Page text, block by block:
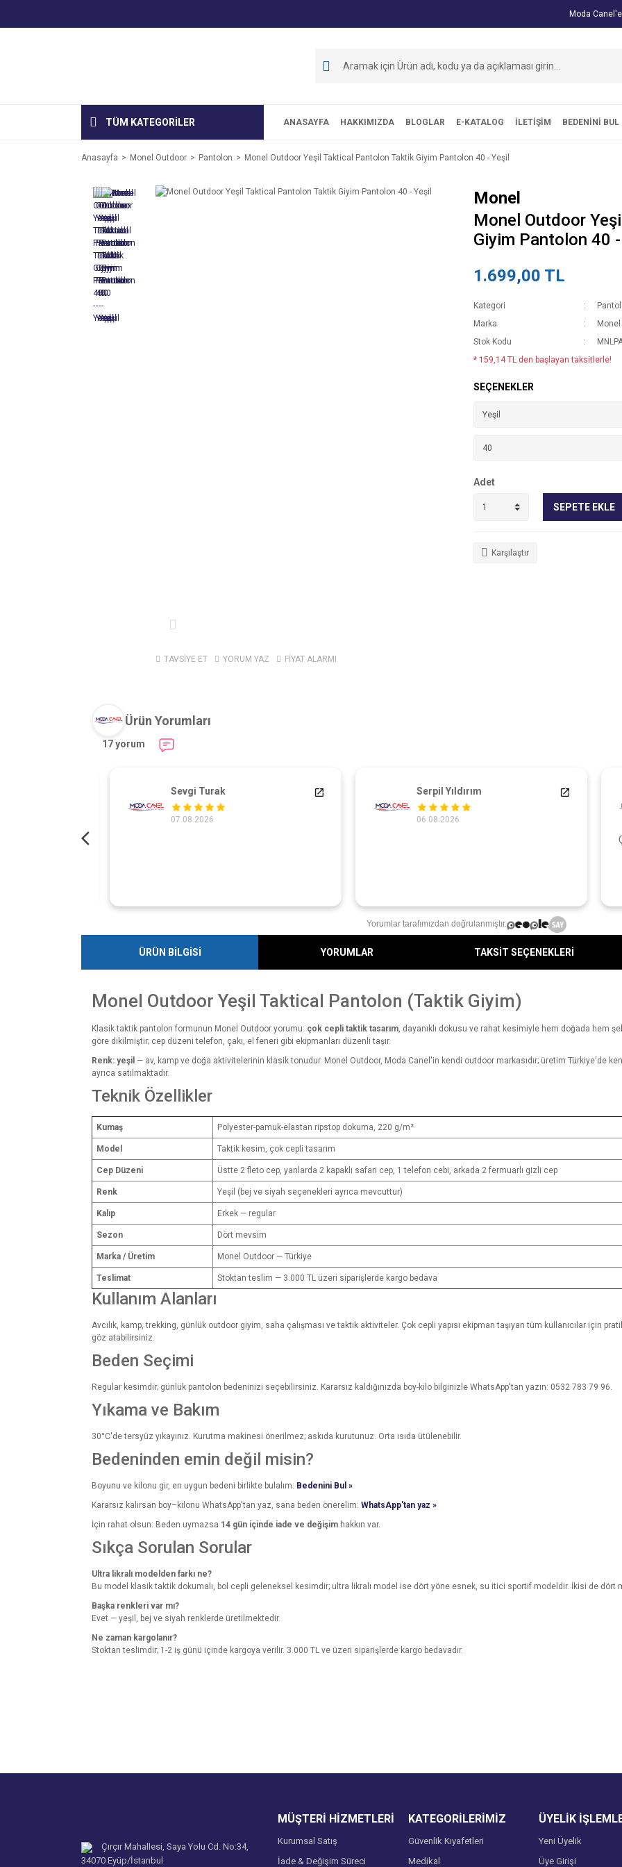
Moda
TÜM KATEGORİLER ANASAYFA HAKKIMIZDA BLOGLAR E-KATALOG İLETİŞİM BEDENİNİ BUL
Anasayfa Monel Outdoor Pantolon Monel Outdoor Yeşil Taktical Pantolon Taktik Giyim Pantolon 40 - Yeşil
TAVSİYE ET YORUM YAZ FİYAT ALARMI
Monel
Monel Outdoor
Giyim Pantolon 40 -
1.699,00 TL
Kategori
Marka
Monel
Stok Kodu
* 159,14 TL den başlayan taksitlerle!
SEÇENEKLER
Adet
SEPETE EKLE
Karşılaştır
Ürün Yorumları
17 yorum
Sevgi Turak
07.08.2026
Serpil Yıldırım
06.08.2026
Yorumlar tarafımızdan doğrulanmıştır.
ÜRÜN BİLGİSİ YORUMLAR TAKSİT SEÇENEKLERİ
Monel Outdoor Yeşil Taktical Pantolon (Taktik Giyim)
Klasik taktik pantolon formunun Monel Outdoor yorumu: çok cepli taktik tasarım, dayanıklı dokusu ve rahat kesimiyle hem doğada hem
göre dikilmiştir; cep düzeni telefon, çakı, el feneri gibi ekipmanları düzenli taşır.
Renk: yeşil — av, kamp ve doğa aktivitelerinin klasik tonudur. Monel Outdoor, Moda Canel'in kendi outdoor markasıdır; üretim Türkiye'de
ayrıca satılmaktadır.
Teknik Özellikler
Kumaş Polyester-pamuk-elastan ripstop dokuma, 220 g/m²
Model Taktik kesim, çok cepli tasarım
Cep Düzeni Üstte 2 fleto cep, yanlarda 2 kapaklı safari cep, 1 telefon cebi, arkada 2 fermuarlı gizli cep
Renk Yeşil (bej ve siyah seçenekleri ayrıca mevcuttur)
Kalıp Erkek — regular
Sezon Dört mevsim
Marka / Üretim Monel Outdoor — Türkiye
Teslimat Stoktan teslim — 3.000 TL üzeri siparişlerde kargo bedava
Kullanım Alanları
Avcılık, kamp, trekking, günlük outdoor giyim, saha çalışması ve taktik aktiviteler. Çok cepli yapısı ekipman taşıyan tüm kullanıcılar için
göz atabilirsiniz.
Beden Seçimi
Regular kesimdir; günlük pantolon bedeninizi seçebilirsiniz. Kararsız kaldığınızda boy-kilo bilginizle WhatsApp'tan yazın: 0532 783 79 96.
Yıkama ve Bakım
30°C'de tersyüz yıkayınız. Kurutma makinesi önerilmez; askıda kurutunuz. Orta ısıda ütülenebilir.
Bedeninden emin değil misin?
Boyunu ve kilonu gir, en uygun bedeni birlikte bulalım: Bedenini Bul »
Kararsız kalırsan boy–kilonu WhatsApp'tan yaz, sana beden önerelim: WhatsApp'tan yaz »
İçin rahat olsun: Beden uymazsa 14 gün içinde iade ve değişim hakkın var.
Sıkça Sorulan Sorular
Ultra likralı modelden farkı ne?
Bu model klasik taktik dokumalı, bol cepli geleneksel kesimdir; ultra likralı model ise dört yöne esnek, su itici sportif modeldir. İkisi de dört
Başka renkleri var mı?
Evet — yeşil, bej ve siyah renklerde üretilmektedir.
Ne zaman kargolanır?
Stoktan teslimdir; 1-2 iş günü içinde kargoya verilir. 3.000 TL ve üzeri siparişlerde kargo bedavadır.
Çırçır Mahallesi, Saya Yolu Cd. No:34,
34070 Eyüp/İstanbul
MÜŞTERİ HİZMETLERİ
Kurumsal Satış
İade & Değişim Süreci
KATEGORİLERİMİZ
Güvenlik Kıyafetleri
Medikal
ÜYELİK
Yeni Üyelik
Üye Girişi